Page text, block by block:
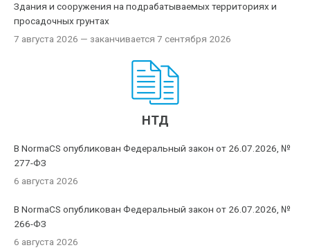
Здания и сооружения на подрабатываемых территориях и
просадочных грунтах
7 августа 2026 — заканчивается 7 сентября 2026
НТД
В NormaCS опубликован Федеральный закон от 26.07.2026, №
277-ФЗ
6 августа 2026
В NormaCS опубликован Федеральный закон от 26.07.2026, №
266-ФЗ
6 августа 2026